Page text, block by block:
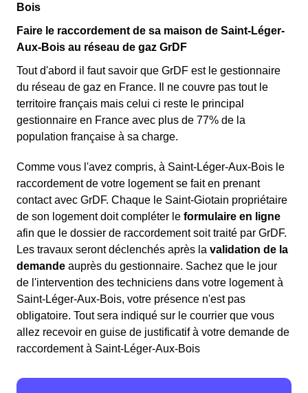
Bois
Faire le raccordement de sa maison de Saint-Léger-
Aux-Bois au réseau de gaz GrDF
Tout d'abord il faut savoir que GrDF est le gestionnaire
du réseau de gaz en France. Il ne couvre pas tout le
territoire français mais celui ci reste le principal
gestionnaire en France avec plus de 77% de la
population française à sa charge.
Comme vous l'avez compris, à Saint-Léger-Aux-Bois le
raccordement de votre logement se fait en prenant
contact avec GrDF. Chaque le Saint-Giotain propriétaire
de son logement doit compléter le formulaire en ligne
afin que le dossier de raccordement soit traité par GrDF.
Les travaux seront déclenchés après la validation de la
demande auprès du gestionnaire. Sachez que le jour
de l'intervention des techniciens dans votre logement à
Saint-Léger-Aux-Bois, votre présence n'est pas
obligatoire. Tout sera indiqué sur le courrier que vous
allez recevoir en guise de justificatif à votre demande de
raccordement à Saint-Léger-Aux-Bois